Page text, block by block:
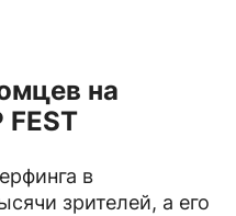
на
FEST
в
зрителей, а его